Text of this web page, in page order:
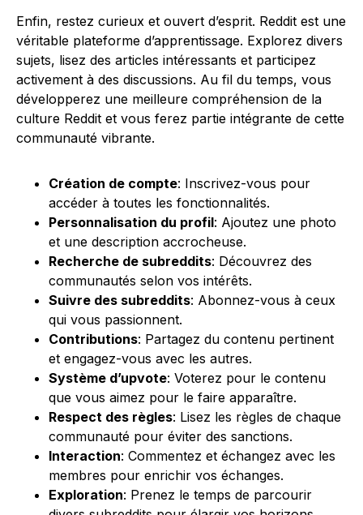
Enfin, restez curieux et ouvert d’esprit. Reddit est une
véritable plateforme d’apprentissage. Explorez divers
sujets, lisez des articles intéressants et participez
activement à des discussions. Au fil du temps, vous
développerez une meilleure compréhension de la
culture Reddit et vous ferez partie intégrante de cette
communauté vibrante.
Création de compte: Inscrivez-vous pour
accéder à toutes les fonctionnalités.
Personnalisation du profil: Ajoutez une photo
et une description accrocheuse.
Recherche de subreddits: Découvrez des
communautés selon vos intérêts.
Suivre des subreddits: Abonnez-vous à ceux
qui vous passionnent.
Contributions: Partagez du contenu pertinent
et engagez-vous avec les autres.
Système d’upvote: Voterez pour le contenu
que vous aimez pour le faire apparaître.
Respect des règles: Lisez les règles de chaque
communauté pour éviter des sanctions.
Interaction: Commentez et échangez avec les
membres pour enrichir vos échanges.
Exploration: Prenez le temps de parcourir